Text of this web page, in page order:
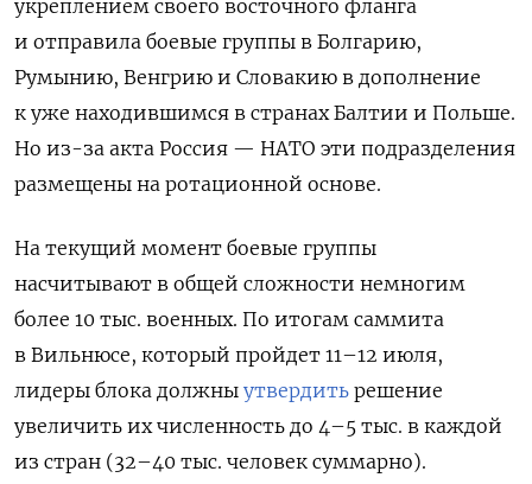
укреплением своего восточного фланга
и отправила боевые группы в Болгарию,
Румынию, Венгрию и Словакию в дополнение
к уже находившимся в странах Балтии и Польше.
Но из-за акта Россия — НАТО эти подразделения
размещены на ротационной основе.
На текущий момент боевые группы
насчитывают в общей сложности немногим
более 10 тыс. военных. По итогам саммита
в Вильнюсе, который пройдет 11–12 июля,
лидеры блока должны утвердить решение
увеличить их численность до 4–5 тыс. в каждой
из стран (32–40 тыс. человек суммарно).